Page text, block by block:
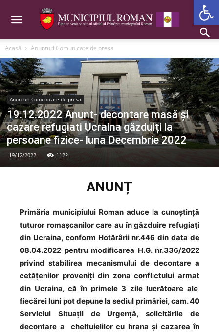
Acasă Anunturi Comunicate de presa
Anunturi Comunicate de presa
19.12.2022 Anunt- decontare masă și
cazare refugiati Ucraina găzduiți la
persoane fizice- luna Decembrie 2022
19/12/2022 1122
ANUNȚ
Primăria municipiului Roman aduce la cunoștință
tuturor romașcanilor care au în găzduire refugiați
din Ucraina, conform Hotărârii nr.446 din data de
08.04.2022 pentru modificarea H.G. nr.336/2022
privind stabilirea mecanismului de decontare a
cetățenilor proveniți din zona conflictului armat
din Ucraina, că în primele 3 zile lucrătoare ale
fiecărei luni pot depune la sediul primăriei, cam. 40
Serviciul Situații de Urgență, solicitările de
decontare a cheltuielilor cu hrana și cazarea în